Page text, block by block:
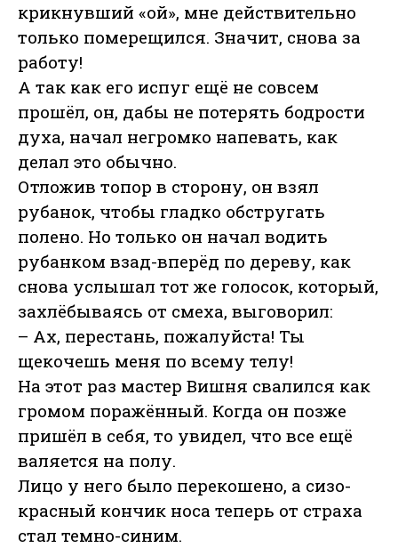
крикнувший «ой», мне действительно
только померещился. Значит, снова за
работу!
А так как его испуг ещё не совсем
прошёл, он, дабы не потерять бодрости
духа, начал негромко напевать, как
делал это обычно.
Отложив топор в сторону, он взял
рубанок, чтобы гладко обстругать
полено. Но только он начал водить
рубанком взад-вперёд по дереву, как
снова услышал тот же голосок, который,
захлёбываясь от смеха, выговорил:
– Ах, перестань, пожалуйста! Ты
щекочешь меня по всему телу!
На этот раз мастер Вишня свалился как
громом поражённый. Когда он позже
пришёл в себя, то увидел, что все ещё
валяется на полу.
Лицо у него было перекошено, а сизо-
красный кончик носа теперь от страха
стал темно-синим.